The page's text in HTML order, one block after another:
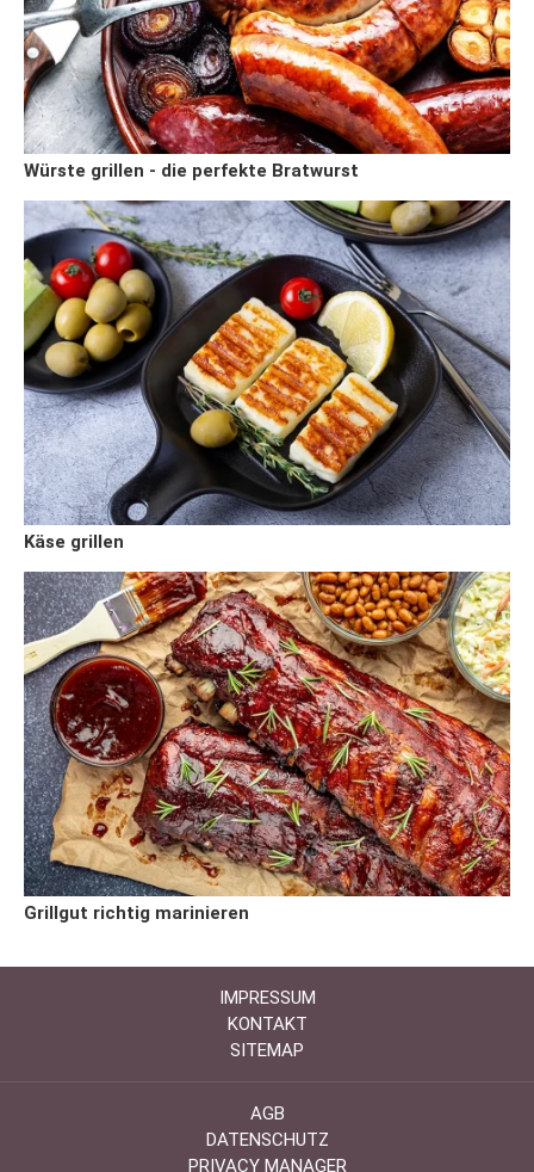
Würste grillen - die perfekte Bratwurst
Käse grillen
Grillgut richtig marinieren
IMPRESSUM
KONTAKT
SITEMAP
AGB
DATENSCHUTZ
PRIVACY MANAGER